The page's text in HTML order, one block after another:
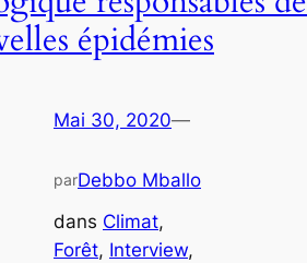
épidémies
Mai 30, 2020—
parDebbo Mballo
dans Climat
Forêt, Interview